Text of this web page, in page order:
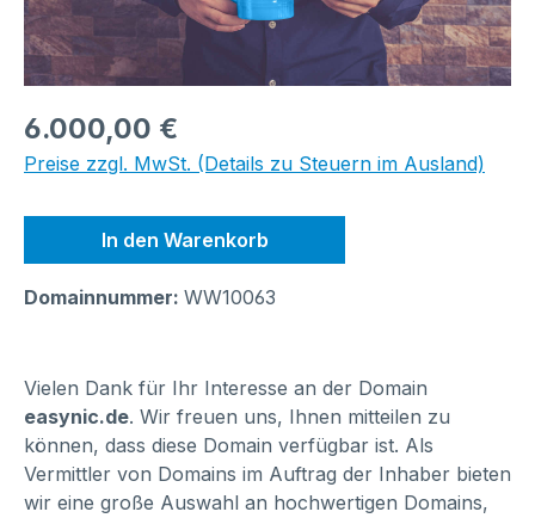
Regulärer Preis:
6.000,00 €
Preise zzgl. MwSt. (Details zu Steuern im Ausland)
In den Warenkorb
Domainnummer: WW10063
Vielen Dank für Ihr Interesse an der Domain
easynic.de. Wir freuen uns, Ihnen mitteilen zu
können, dass diese Domain verfügbar ist. Als
Vermittler von Domains im Auftrag der Inhaber bieten
wir eine große Auswahl an hochwertigen Domains,